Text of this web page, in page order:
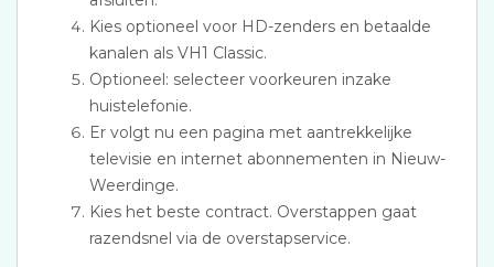
Kies optioneel voor HD-zenders en betaalde
kanalen als VH1 Classic.
Optioneel: selecteer voorkeuren inzake
huistelefonie.
Er volgt nu een pagina met aantrekkelijke
televisie en internet abonnementen in Nieuw-
Weerdinge.
Kies het beste contract. Overstappen gaat
razendsnel via de overstapservice.